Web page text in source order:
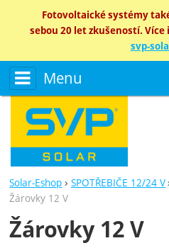
Fotovoltaické systémy
sebou 20 let zkušeností.
svp-
Menu
Solar-Eshop SPOTŘEBIČE 12/24 V
Žárovky 12 V
Žárovky 12 V